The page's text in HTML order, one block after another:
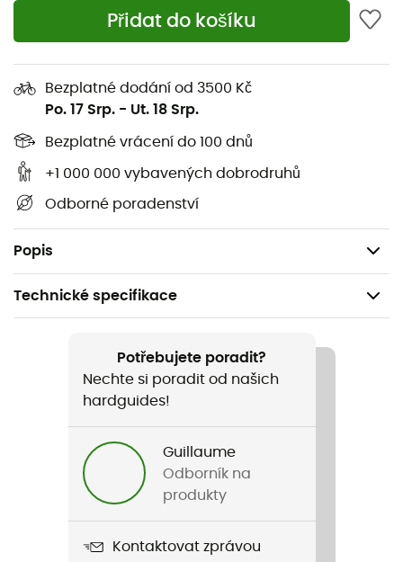
Přidat do košíku
Bezplatné dodání od 3500 Kč
Po. 17 Srp. - Ut. 18 Srp.
Bezplatné vrácení do 100 dnů
+1 000 000 vybavených dobrodruhů
Odborné poradenství
Popis
Konvice s nerezovým dnem funguje s plynovými a
indukčními sporáky
Konstrukce z potravinářského silikonu a odolné
nerezové oceli
Široký okraj umožňující použití konvice jako hrnce
Odolné bezpečnostní víko z nerezové oceli s rukojetí
ze silikonu
Bez BPA
Technické specifikace
Kemping / Bivakování
Detour Stainless Steel Kettle Cook Set
Potřebujete poradit?
Nechte si poradit od našich
hardguides!
Guillaume
Odborník na
produkty
Kontaktovat zprávou